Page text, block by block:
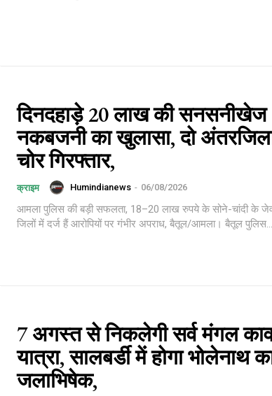
दिनदहाड़े 20 लाख की सनसनीखेज
नकबजनी का खुलासा, दो
चोर गिरफ्तार,
क्राइम Humindianews - 06/08/2026
आमला पुलिस की बड़ी सफलता, 18–20 लाख रुपये के सोने-चांदी के
जिलों में दर्ज हैं आरोपियों पर गंभीर अपराध, बैतूल/आमला। बैतूल पुलिस...
7 अगस्त से निकलेगी सर्व मंगल
यात्रा, सालबर्डी में होगा भोलेनाथ
जलाभिषेक,